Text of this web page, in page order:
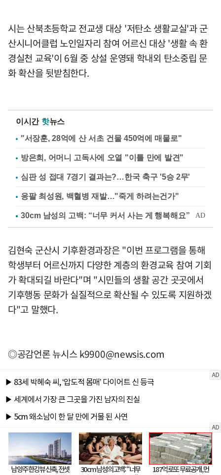
시는 산북초등학교 전교생 대상 '저탄소 생활교실'과 군
산시니어클럽 노인일자리 참여 어르신 대상 '생활 속 환
경실천 교육'이 6월 중 상설 운영돼 학내외 탄소중립 문
화 확산을 뒷받침한다.
이시간 핫뉴스
"서장훈, 28억에 산 서초 건물 450억에 매물로"
방은희, 어머니 고독사에 오열 "이틀 만에 발견"
심판 성 접대 7경기 결과는?…한국 축구 '5승 2무'
응팔 최성원, 백혈병 재발…"죽게 하려는건가"
김현숙 군산시 기후환경과장은 "이번 프로그램을 통해
학생부터 어르신까지 다양한 계층의 환경교육 참여 기회
가 확대되길 바란다"며 "시민들의 생활 공간 곳곳에서
기후행동 문화가 실질적으로 확산될 수 있도록 지원하겠
다"고 말했다.
◎공감언론 뉴시스k9900@newsis.com